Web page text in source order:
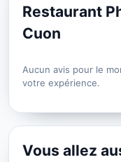
Restaurant
Cuon
Aucun avis pour le
votre expérience.
Vous allez